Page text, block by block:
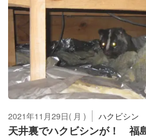
2021年11月29日( 月 ) ハクビシン
天井裏でハクビシンが！ 福